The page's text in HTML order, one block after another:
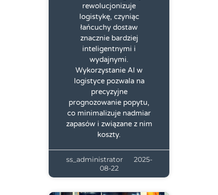
rewolucjonizuje
logistykę, czyniąc
łańcuchy dostaw
znacznie bardziej
inteligentnymi i
wydajnymi.
Wykorzystanie AI w
logistyce pozwala na
precyzyjne
prognozowanie popytu,
co minimalizuje nadmiar
zapasów i związane z nim
koszty.
ss_administrator
2025-
08-22